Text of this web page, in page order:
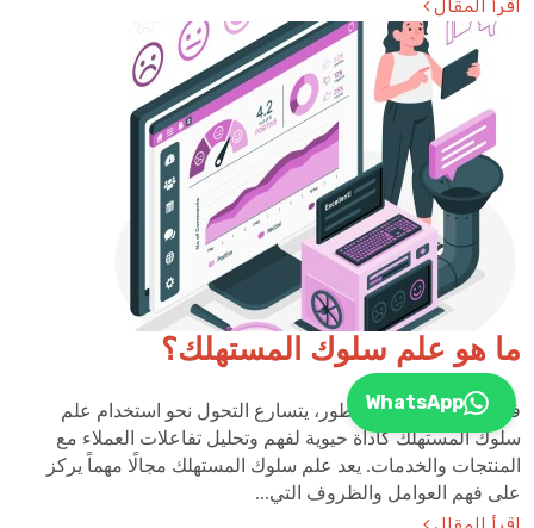
اقرأ المقال
ما هو علم سلوك المستهلك؟
في عالم التسويق المتطور، يتسارع التحول نحو استخدام علم
سلوك المستهلك كأداة حيوية لفهم وتحليل تفاعلات العملاء مع
المنتجات والخدمات. يعد علم سلوك المستهلك مجالًا مهماً يركز
على فهم العوامل والظروف التي...
WhatsApp